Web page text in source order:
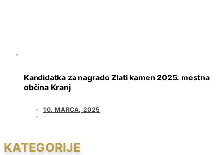
Kandidatka za nagrado Zlati kamen 2025: mestna
občina Kranj
10. MARCA, 2025
KATEGORIJE